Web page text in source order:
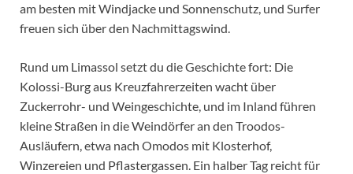
am besten mit Windjacke und Sonnenschutz, und Surfer
freuen sich über den Nachmittagswind.
Rund um Limassol setzt du die Geschichte fort: Die
Kolossi-Burg aus Kreuzfahrerzeiten wacht über
Zuckerrohr- und Weingeschichte, und im Inland führen
kleine Straßen in die Weindörfer an den Troodos-
Ausläufern, etwa nach Omodos mit Klosterhof,
Winzereien und Pflastergassen. Ein halber Tag reicht für